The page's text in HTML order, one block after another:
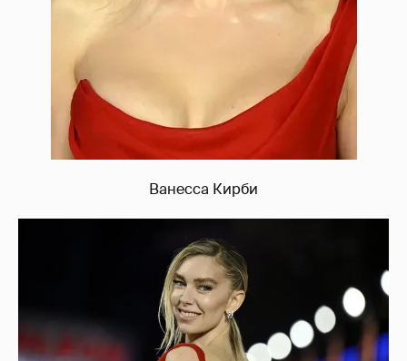
Ванесса Кирби